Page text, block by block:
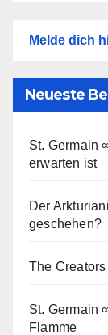
Melde dich
Neueste
St. Germain
erwarten ist
Der
geschehen?
The
St. Germain
Flamme